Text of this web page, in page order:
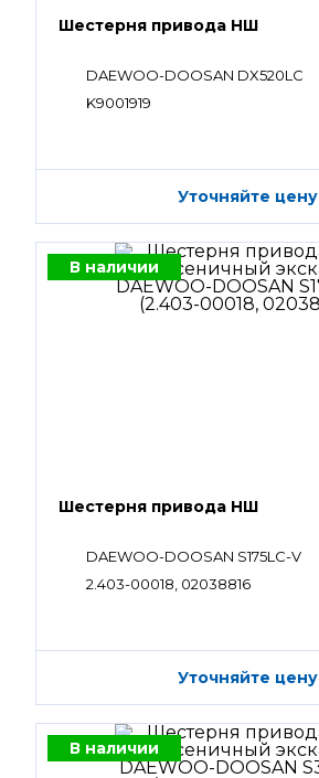
Шестерня привода НШ
DAEWOO-DOOSAN DX520LC
K9001919
Уточняйте цену
В наличии
Шестерня привода НШ
DAEWOO-DOOSAN S175LC-V
2.403-00018, 02038816
Уточняйте цену
В наличии